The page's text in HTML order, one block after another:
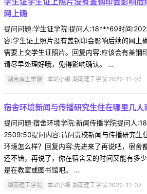
网上确
提问问题:学生证学院:提问人:18***69时间
容:学生证上照片没有盖钢印会影响后续的网上
需要上交学生证照片。回复内容:应该会有盖钢
请尽早处理好哦，免得影响确认。 ...
湖南理工学院 本站小编 湖南理工学院 2022-11-07
宿舍环境新闻与传播研究生住在哪里几人
提问问题:宿舍环境学院:新闻传播学院提问人
2509:50提问内容:请问贵校新闻与传播研究生
环境怎么样？回复内容:先进来了再说吧，宿舍
还不错，再说了，你在宿舍呆的时间又能有多
是在教室或图书馆吧。 ...
湖南理工学院 本站小编 湖南理工学院 2022-11-07